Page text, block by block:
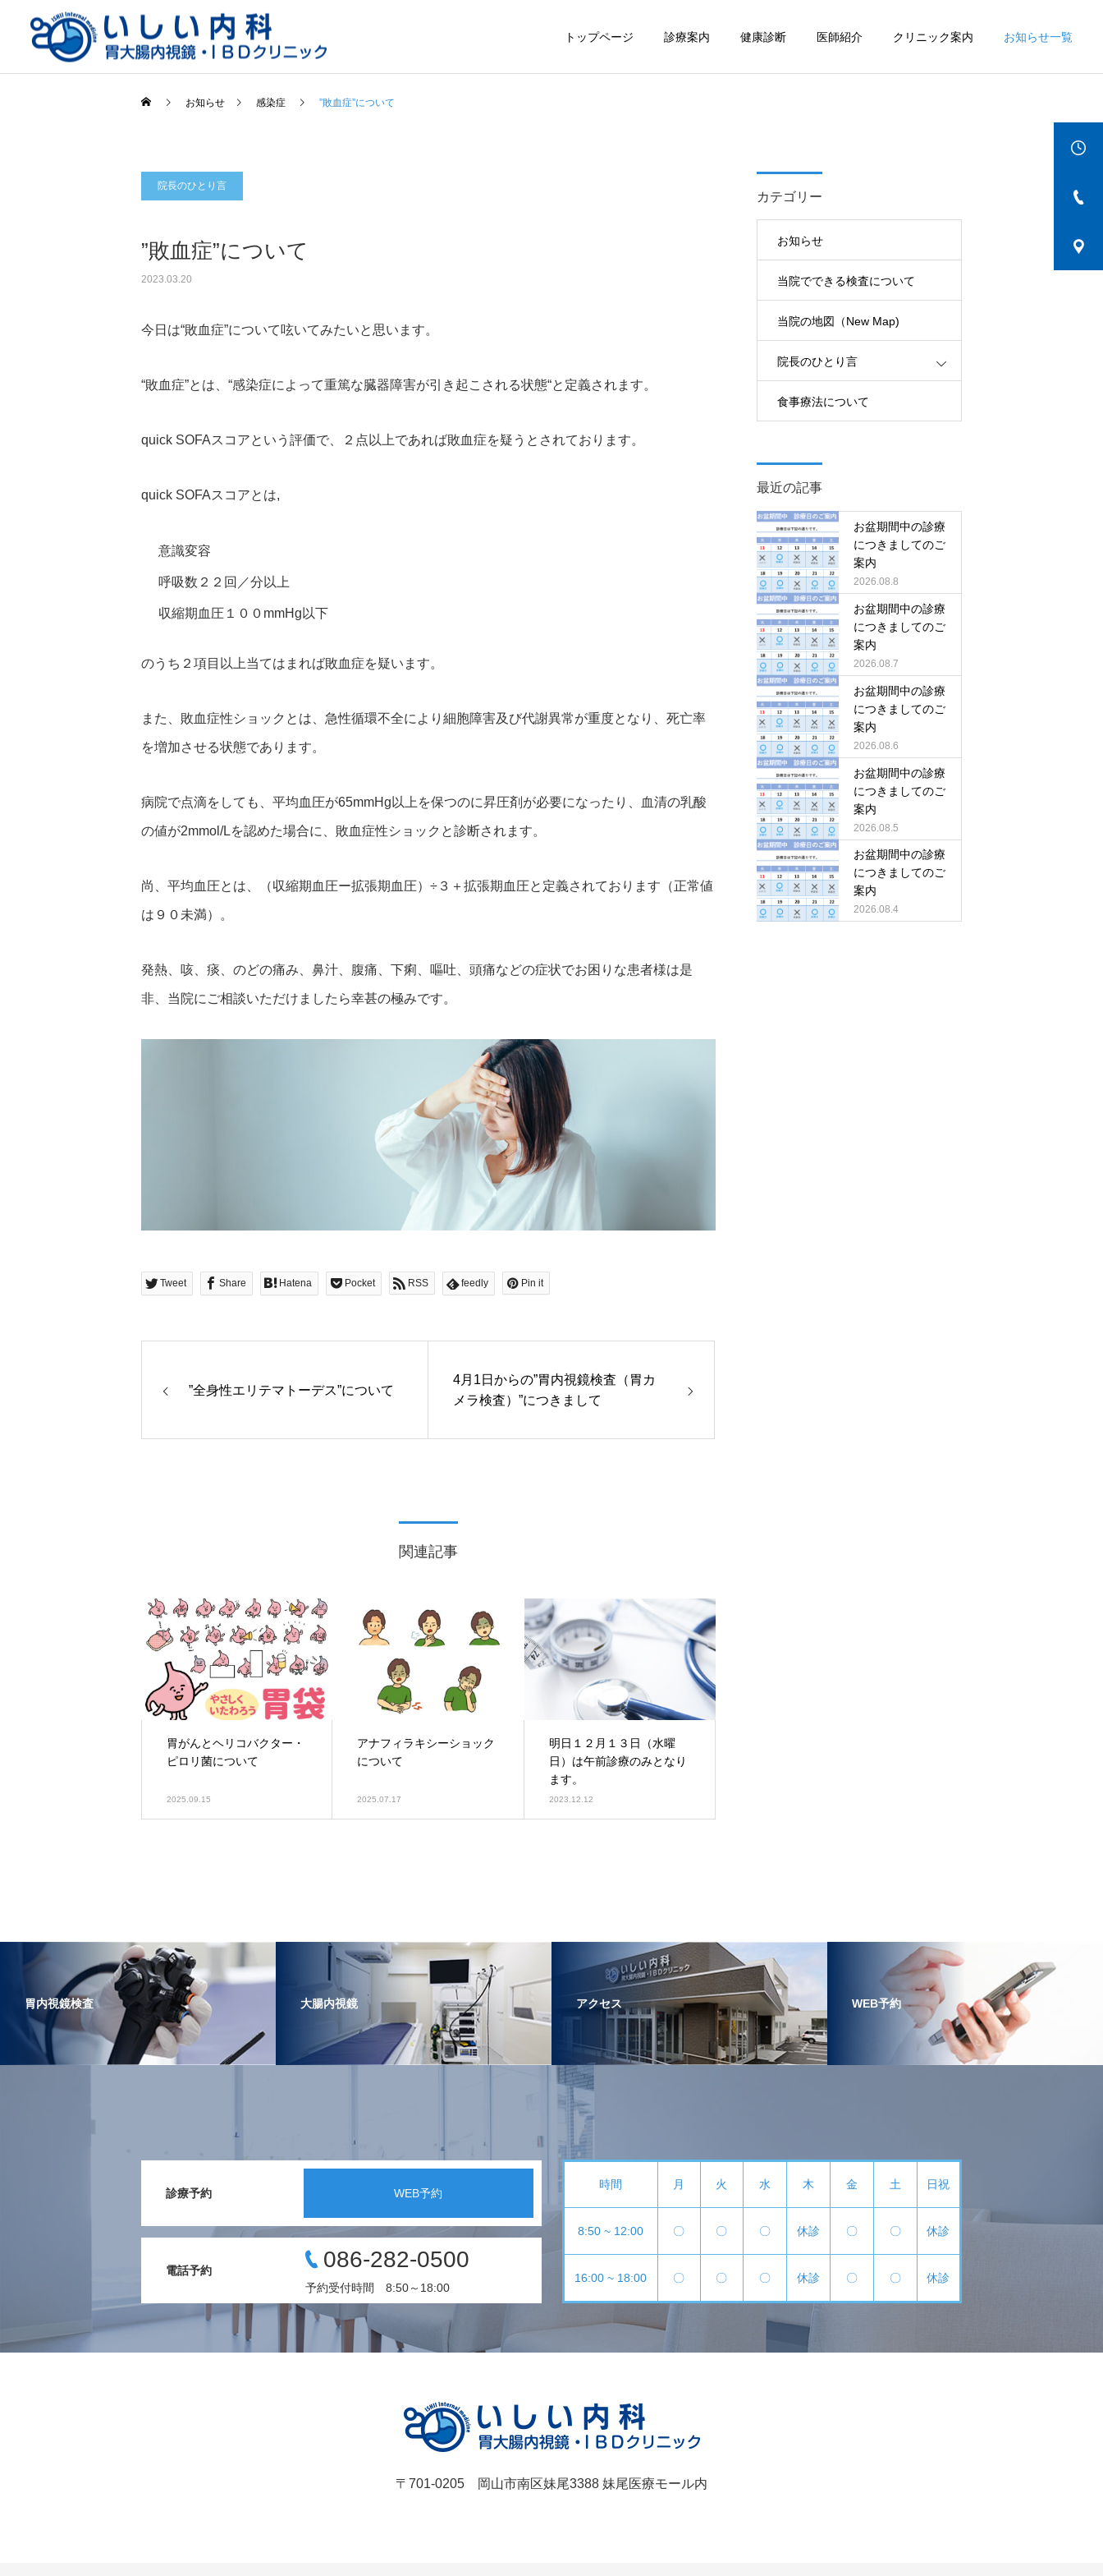
トップページ 診療案内 健康診断 医師紹介 クリニック案内 お知らせ一覧
お知らせ 感染症 ”敗血症”について
院長のひとり言
”敗血症”について
2023.03.20
今日は“敗血症”について呟いてみたいと思います。
“敗血症”とは、“感染症によって重篤な臓器障害が引き起こされる状態“と定義されます。
quick SOFAスコアという評価で、２点以上であれば敗血症を疑うとされております。
quick SOFAスコアとは,
意識変容
呼吸数２２回／分以上
収縮期血圧１００mmHg以下
のうち２項目以上当てはまれば敗血症を疑います。
また、敗血症性ショックとは、急性循環不全により細胞障害及び代謝異常が重度となり、死亡率
を増加させる状態であります。
病院で点滴をしても、平均血圧が65mmHg以上を保つのに昇圧剤が必要になったり、血清の乳酸
の値が2mmol/Lを認めた場合に、敗血症性ショックと診断されます。
尚、平均血圧とは、（収縮期血圧ー拡張期血圧）÷３＋拡張期血圧と定義されております（正常値
は９０未満）。
発熱、咳、痰、のどの痛み、鼻汁、腹痛、下痢、嘔吐、頭痛などの症状でお困りな患者様は是
非、当院にご相談いただけましたら幸甚の極みです。
Tweet Share Hatena Pocket RSS feedly Pin it
”全身性エリテマトーデス”について
4月1日からの”胃内視鏡検査（胃カ
メラ検査）”につきまして
関連記事
胃がんとヘリコバクター・
ピロリ菌について
2025.09.15
アナフィラキシーショック
について
2025.07.17
明日１２月１３日（水曜
日）は午前診療のみとなり
ます。
2023.12.12
カテゴリー
お知らせ
当院でできる検査について
当院の地図（New Map)
院長のひとり言
食事療法について
最近の記事
お盆期間中の診療
につきましてのご
案内
2026.08.8
お盆期間中の診療
につきましてのご
案内
2026.08.7
お盆期間中の診療
につきましてのご
案内
2026.08.6
お盆期間中の診療
につきましてのご
案内
2026.08.5
お盆期間中の診療
につきましてのご
案内
2026.08.4
胃内視鏡検査 大腸内視鏡 アクセス WEB予約
診療予約 WEB予約
電話予約 086-282-0500
予約受付時間 8:50～18:00
時間 月 火 水 木 金 土 日祝
8:50 ~ 12:00 〇 〇 〇 休診 〇 〇 休診
16:00 ~ 18:00 〇 〇 〇 休診 〇 〇 休診
〒701-0205 岡山市南区妹尾3388 妹尾医療モール内